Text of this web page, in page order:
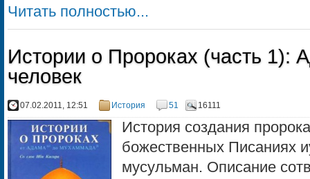
Читать полностью...
Истории о Пророках (часть 1):
человек
07.02.2011, 12:51 История 51 16111
История создания
божественных Писаниях
мусульман. Описание